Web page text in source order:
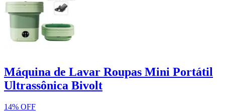
Máquina de Lavar Roupas Mini Portátil
Ultrassônica Bivolt
14% OFF